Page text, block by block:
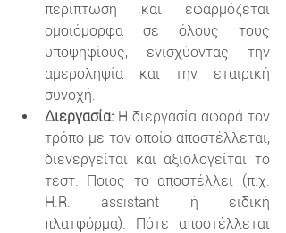
περίπτωση και εφαρμόζεται
ομοιόμορφα σε όλους τους
υποψηφίους, ενισχύοντας την
αμεροληψία και την εταιρική
συνοχή.
Διεργασία: Η διεργασία αφορά τον
τρόπο με τον οποίο αποστέλλεται,
διενεργείται και αξιολογείται το
τεστ: Ποιος το αποστέλλει (π.χ.
H.R. assistant ή ειδική
πλατφόρμα). Πότε αποστέλλεται